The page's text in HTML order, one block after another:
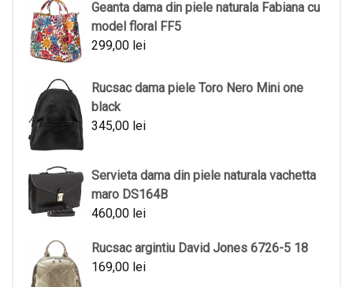
Geanta dama din piele naturala Fabiana cu
model floral FF5
299,00 lei
Rucsac dama piele Toro Nero Mini one
black
345,00 lei
Servieta dama din piele naturala vachetta
maro DS164B
460,00 lei
Rucsac argintiu David Jones 6726-5 18
169,00 lei